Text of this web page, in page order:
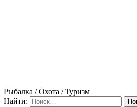
Рыбалка / Охота / Туризм
Найти: